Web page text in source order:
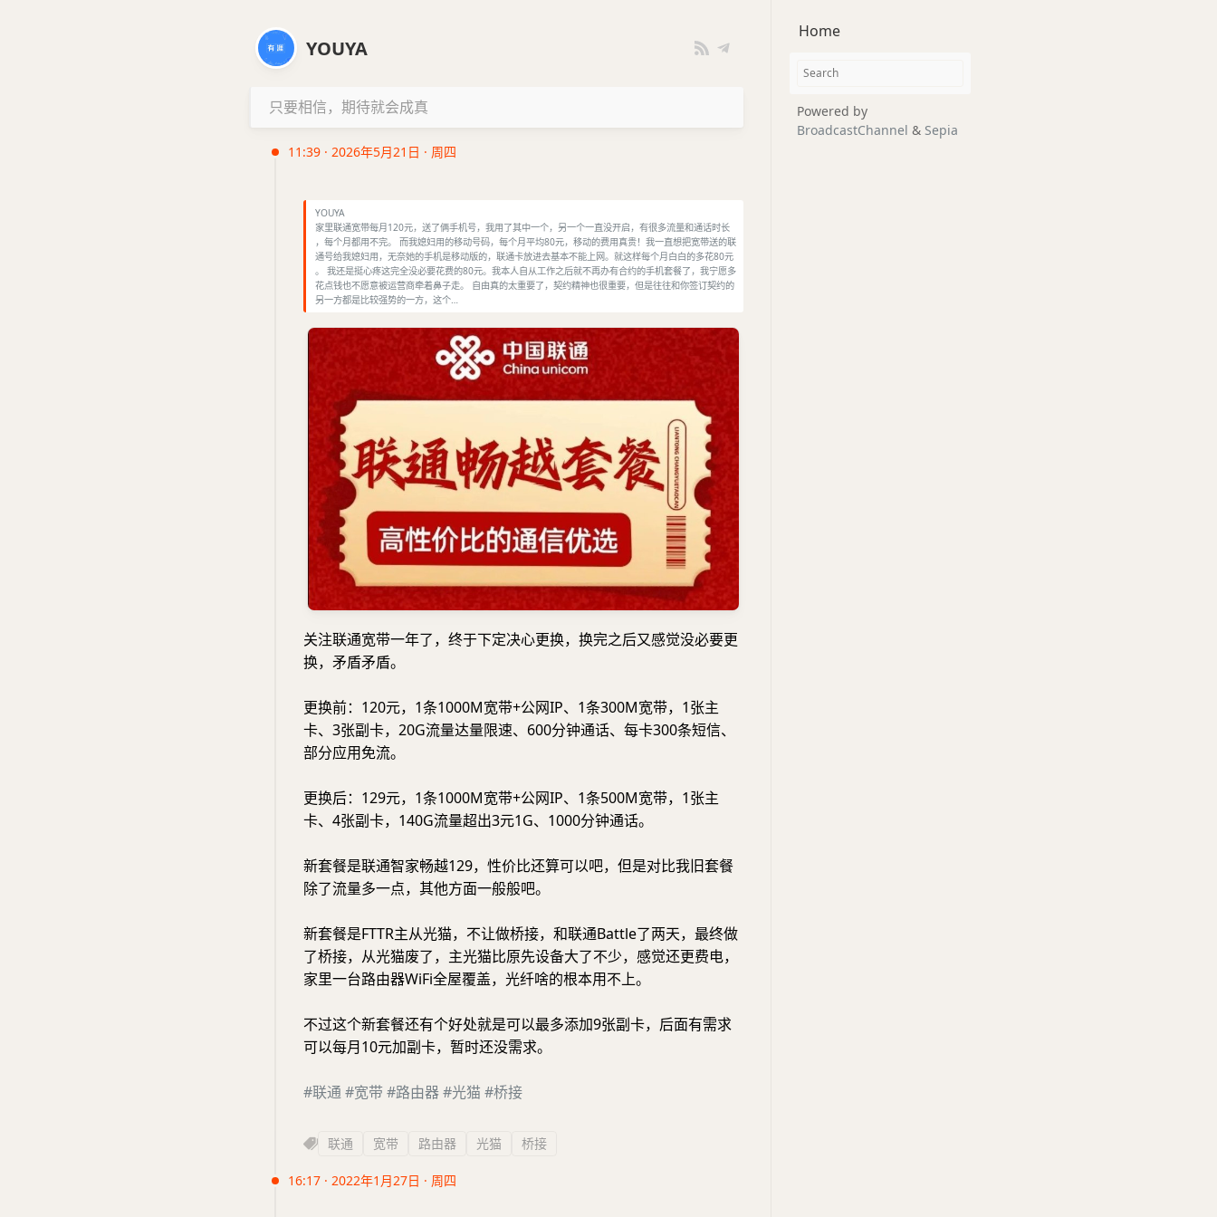
YOUYA
只要相信，期待就会成真
11:39 · 2026年5月21日 · 周四
YOUYA
家里联通宽带每月120元，送了俩手机号，我用了其中一个，另一个一直没开启，有很多流量和通话时长
，每个月都用不完。 而我媳妇用的移动号码，每个月平均80元，移动的费用真贵！我一直想把宽带送的联
通号给我媳妇用，无奈她的手机是移动版的，联通卡放进去基本不能上网。就这样每个月白白的多花80元
。 我还是挺心疼这完全没必要花费的80元。我本人自从工作之后就不再办有合约的手机套餐了，我宁愿多
花点钱也不愿意被运营商牵着鼻子走。 自由真的太重要了，契约精神也很重要，但是往往和你签订契约的
另一方都是比较强势的一方，这个…
关注联通宽带一年了，终于下定决心更换，换完之后又感觉没必要更
换，矛盾矛盾。
更换前：120元，1条1000M宽带+公网IP、1条300M宽带，1张主
卡、3张副卡，20G流量达量限速、600分钟通话、每卡300条短信、
部分应用免流。
更换后：129元，1条1000M宽带+公网IP、1条500M宽带，1张主
卡、4张副卡，140G流量超出3元1G、1000分钟通话。
新套餐是联通智家畅越129，性价比还算可以吧，但是对比我旧套餐
除了流量多一点，其他方面一般般吧。
新套餐是FTTR主从光猫，不让做桥接，和联通Battle了两天，最终做
了桥接，从光猫废了，主光猫比原先设备大了不少，感觉还更费电，
家里一台路由器WiFi全屋覆盖，光纤啥的根本用不上。
不过这个新套餐还有个好处就是可以最多添加9张副卡，后面有需求
可以每月10元加副卡，暂时还没需求。
#联通 #宽带#路由器#光猫 #桥接
联通 宽带 路由器 光猫 桥接
16:17 · 2022年1月27日 · 周四
Home
Powered by
BroadcastChannel & Sepia